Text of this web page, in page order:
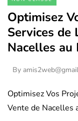
Optimisez
Services de
Nacelles au
By
Optimisez Vos
Vente de Nacelles